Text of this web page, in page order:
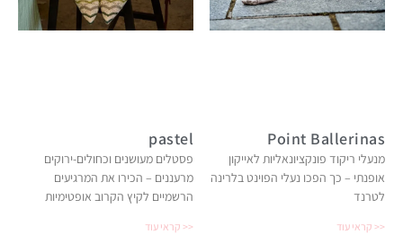
pastel
פסטלים מעושנים וכחולים-ירוקים
מרעננים – הכירו את המרגיעים
הרשמיים לקיץ הקרוב אופטימיות
קראי עוד >>
Point Ballerinas
מנעלי ריקוד פונקציונאליות לאייקון
אופנתי – כך הפכו נעלי הפוינט בלרינה
לטרנד
קראי עוד >>